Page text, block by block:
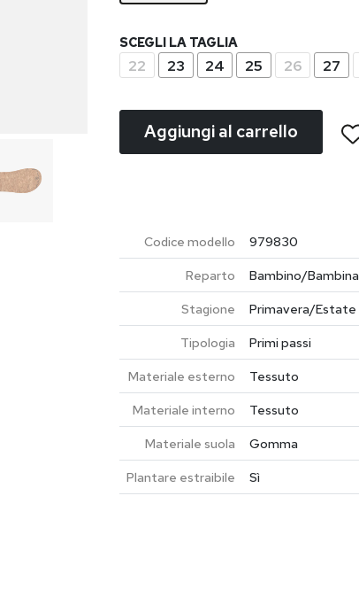
SCEGLI LA TAGLIA
22 23 24 25 26 27
Aggiungi al carrello
Codice modello
979830
Reparto
Bambino/Bambina
Stagione
Primavera/Estate
Tipologia
Primi passi
Materiale esterno
Tessuto
Materiale interno
Tessuto
Materiale suola
Gomma
Plantare estraibile
Sì